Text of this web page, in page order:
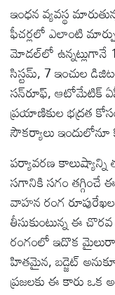
ఇంధన వ్యవస్థ
ఫీచర్లలో ఎలాంటి
మోడల్‌లో ఉన్నట్లుగానే
సిస్టమ్, 7 ఇంచుల
సన్‌రూఫ్, ఆటోమేటిక్
ప్రయాణికుల భద్రత
సౌకర్యాలు
పర్యావరణ కాలుష్యాన్ని
సగానికి సగం తగ్గించే
వాహన రంగ
తీసుకుంటున్న ఈ
రంగంలో ఇదొక
హితమైన, బడ్జెట్
ప్రజలకు ఈ కారు ఒక